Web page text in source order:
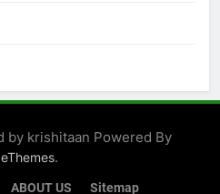
by krishitaan Powered By
.
ABOUT US Sitemap